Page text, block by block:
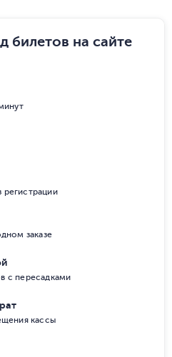
на сайте
заказе
с пересадками
кассы